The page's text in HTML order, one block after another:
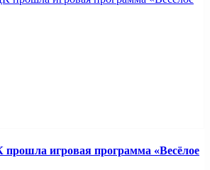
игровая программа «Весёлое